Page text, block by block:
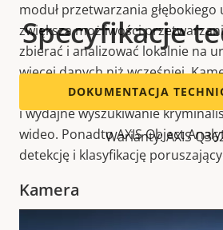
moduł przetwarzania
zwiększa możliwości
zbierać i analizować lokalnie na
więcej danych niż wcześniej.
również cennemetadane
i wydajne wyszukiwanie
wideo. Ponadto AXIS Object
detekcję i klasyfikację
Specyfikacje
DOKUMENTACJA
Warianty: AXIS
Kamera